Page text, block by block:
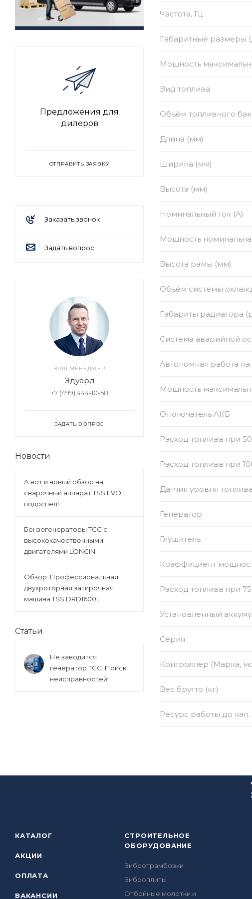
Частота, Гц
Габаритные размеры
Мощность
Вид топлива
Объём топливного
Длина (мм)
Ширина (мм)
Высота (мм)
Номинальный ток (А)
Мощность
Высота рамы (мм)
Объём системы
Габариты радиатора
Система аварийной
Автономная работа на
Мощность
Отключатель АКБ
Расход топлива при
Расход топлива при
Датчик уровня топлива
Генератор
Глушитель
Коэффициент
Расход топлива при
Установленный
Серия
Контроллер (Марка,
Вес брутто (кг)
Ресурс работы до кап.
Предложения для
дилеров
ОТПРАВИТЬ ЗАЯВКУ
Заказать звонок
Задать вопрос
ВАШ МЕНЕДЖЕР
Эдуард
+7 (499) 444-10-58
ЗАДАТЬ ВОПРОС
Новости
А вот и новый обзор на
сварочный аппарат TSS EVO
подоспел!
Бензогенераторы ТСС с
высококачественными
двигателями LONCIN
Обзор: Профессиональная
двухроторная затирочная
машина TSS DRD1600L
Статьи
Не заводится
генератор ТСС: Поиск
неисправностей.
КАТАЛОГ
АКЦИИ
ОПЛАТА
ВАКАНСИИ
СТРОИТЕЛЬНОЕ
ОБОРУДОВАНИЕ
Вибротрамбовки
Виброплиты
Отбойные молотки и